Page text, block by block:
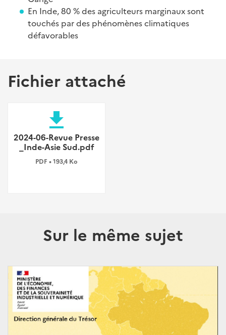
En Inde, 80 % des agriculteurs marginaux sont
touchés par des phénomènes climatiques
défavorables
Fichier attaché
file_download
2024-06-Revue Presse
_Inde-Asie Sud.pdf
PDF • 193,4 Ko
Sur le même sujet